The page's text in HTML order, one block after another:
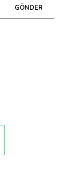
GÖNDER